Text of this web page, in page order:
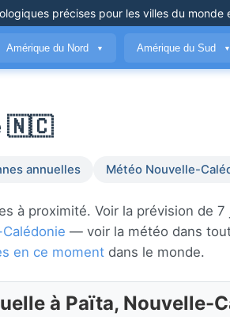
précises pour les villes du monde
Amérique du Nord ▼ Amérique du Sud ▼
🇳🇨
annuelles Météo Nouvelle-
à proximité. Voir la prévision de
— voir la météo dans
en ce moment dans le monde.
à Païta, Nouvelle-